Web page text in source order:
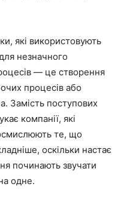
які використовують
незначного
— це створення
процесів або
Замість поступових
компанії, які
те, що
оскільки настає
починають звучати
одне.